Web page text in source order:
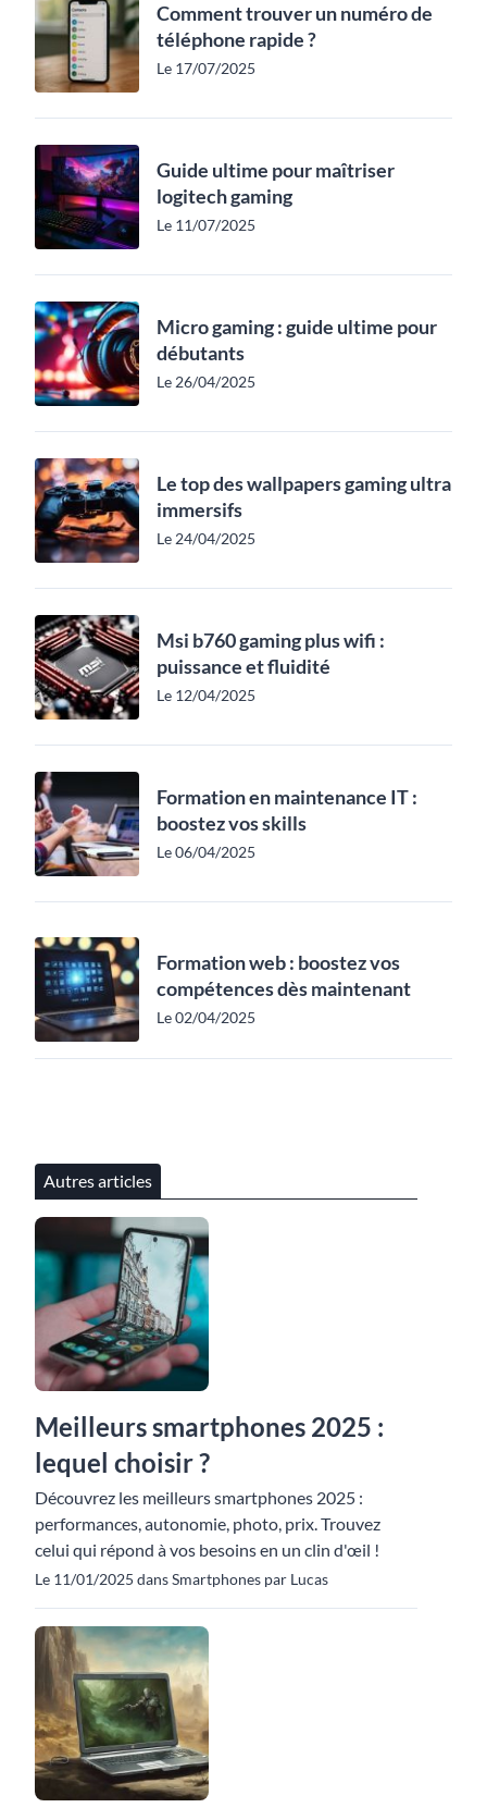
Comment trouver un numéro de
téléphone rapide ?
Le 17/07/2025
Guide ultime pour maîtriser
logitech gaming
Le 11/07/2025
Micro gaming : guide ultime pour
débutants
Le 26/04/2025
Le top des wallpapers gaming ultra
immersifs
Le 24/04/2025
Msi b760 gaming plus wifi :
puissance et fluidité
Le 12/04/2025
Formation en maintenance IT :
boostez vos skills
Le 06/04/2025
Formation web : boostez vos
compétences dès maintenant
Le 02/04/2025
Autres articles
Meilleurs smartphones 2025 :
lequel choisir ?
Découvrez les meilleurs smartphones 2025 :
performances, autonomie, photo, prix. Trouvez
celui qui répond à vos besoins en un clin d'œil !
Le 11/01/2025 dans Smartphones par Lucas